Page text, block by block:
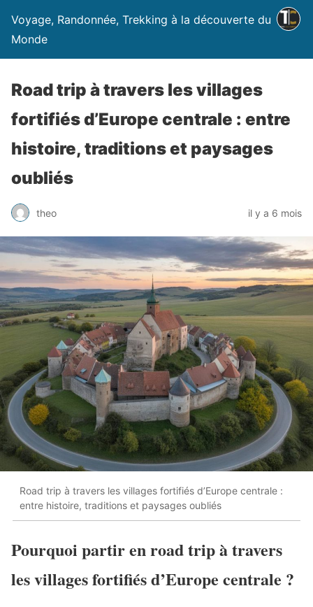
Voyage, Randonnée, Trekking à la découverte du
Monde
Road trip à travers les villages
fortifiés d’Europe centrale : entre
histoire, traditions et paysages
oubliés
theo il y a 6 mois
Road trip à travers les villages fortifiés d’Europe centrale :
entre histoire, traditions et paysages oubliés
Pourquoi partir en road trip à travers
les villages fortifiés d’Europe centrale ?